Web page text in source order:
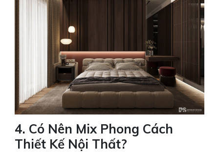
4. Có Nên Mix Phong Cách
Thiết Kế Nội Thất?
DIAMOND BRILLIANT: KHÔNG GIAN SỐNG
LÝ TƯỞNG
Xem Thêm